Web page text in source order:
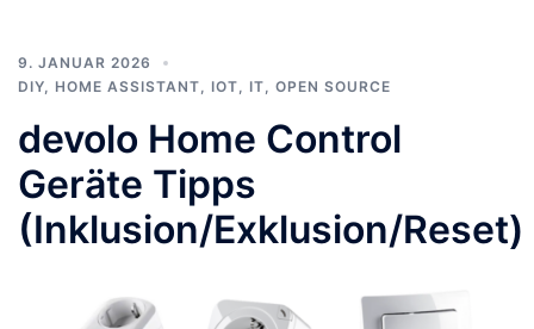
9. JANUAR 2026
DIY
HOME ASSISTANT IOT IT OPEN SOURCE
devolo Home Control
Geräte Tipps
(Inklusion/Exklusion/Reset)